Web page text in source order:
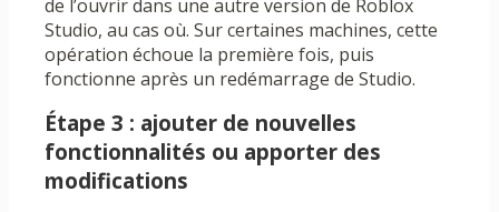
de l’ouvrir dans une autre version de Roblox
Studio, au cas où. Sur certaines machines, cette
opération échoue la première fois, puis
fonctionne après un redémarrage de Studio.
Étape 3 : ajouter de nouvelles
fonctionnalités ou apporter des
modifications